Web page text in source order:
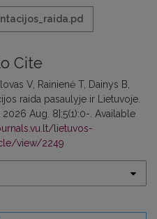
Cite
V, Rainienė T, Dainys B,
raida pasaulyje ir Lietuvoje.
2026 Aug. 8];5(1):0-. Available
lietuvos-
view/2249